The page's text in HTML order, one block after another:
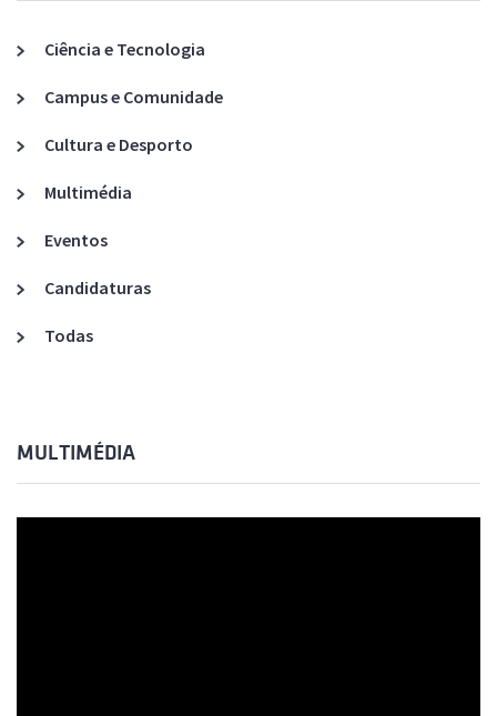
Ciência e Tecnologia
Campus e Comunidade
Cultura e Desporto
Multimédia
Eventos
Candidaturas
Todas
MULTIMÉDIA